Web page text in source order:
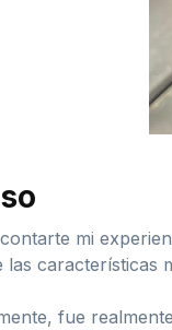
mi
las características
fue